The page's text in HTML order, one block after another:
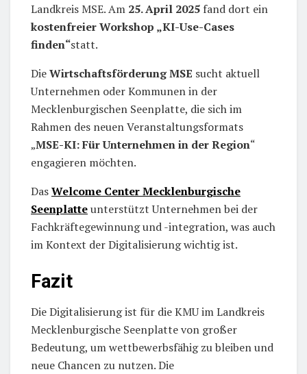
Landkreis MSE. Am 25. April 2025 fand dort ein
kostenfreier Workshop „KI-Use-Cases
finden“statt.
DieWirtschaftsförderung MSE sucht aktuell
Unternehmen oder Kommunen in der
Mecklenburgischen Seenplatte, die sich im
Rahmen des neuen Veranstaltungsformats
„MSE-KI: Für Unternehmen in der Region“
engagieren möchten.
DasWelcome Center Mecklenburgische
Seenplatteunterstützt Unternehmen bei der
Fachkräftegewinnung und -integration, was auch
im Kontext der Digitalisierung wichtig ist.
Fazit
Die Digitalisierung ist für die KMU im Landkreis
Mecklenburgische Seenplatte von großer
Bedeutung, um wettbewerbsfähig zu bleiben und
neue Chancen zu nutzen. Die